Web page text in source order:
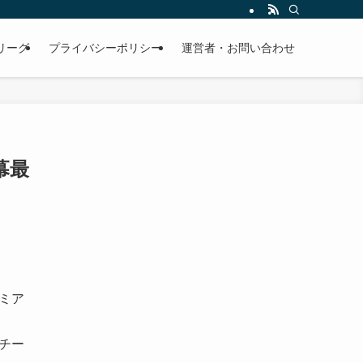
ーグ プライバシーポリシー 運営者・お問い合わせ
最
ア
ー